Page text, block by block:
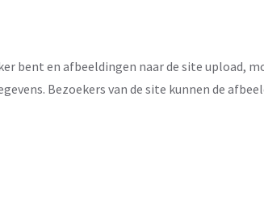
bent en afbeeldingen naar de site upload,
Bezoekers van de site kunnen de